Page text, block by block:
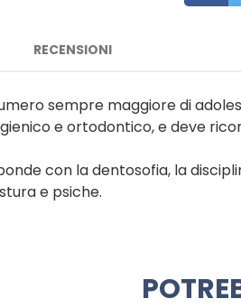
RECENSIONI
sempre maggiore di
e ortodontico, e deve
con la dentosofia, la
e psiche.